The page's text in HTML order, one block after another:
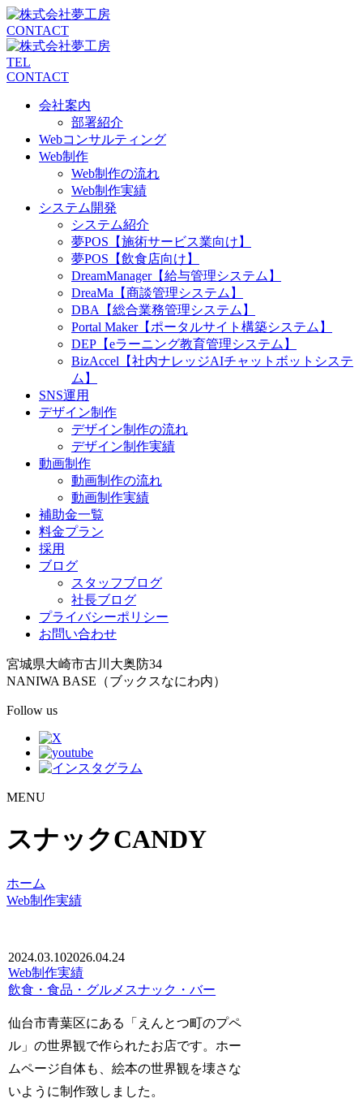
CONTACT
TEL
CONTACT
会社案内
部署紹介
Webコンサルティング
Web制作
Web制作の流れ
Web制作実績
システム開発
システム紹介
夢POS【施術サービス業向け】
夢POS【飲食店向け】
DreamManager【給与管理システム】
DreaMa【商談管理システム】
DBA【総合業務管理システム】
Portal Maker【ポータルサイト構築システム】
DEP【eラーニング教育管理システム】
BizAccel【社内ナレッジAIチャットボットシステ
ム】
SNS運用
デザイン制作
デザイン制作の流れ
デザイン制作実績
動画制作
動画制作の流れ
動画制作実績
補助金一覧
料金プラン
採用
ブログ
スタッフブログ
社長ブログ
プライバシーポリシー
お問い合わせ
宮城県大崎市古川大奥防34
NANIWA BASE（ブックスなにわ内）
Follow us
MENU
スナックCANDY
ホーム
Web制作実績
2024.03.102026.04.24
Web制作実績
飲食・食品・グルメ スナック・バー
仙台市青葉区にある「えんとつ町のプペ
ル」の世界観で作られたお店です。ホー
ムページ自体も、絵本の世界観を壊さな
いように制作致しました。